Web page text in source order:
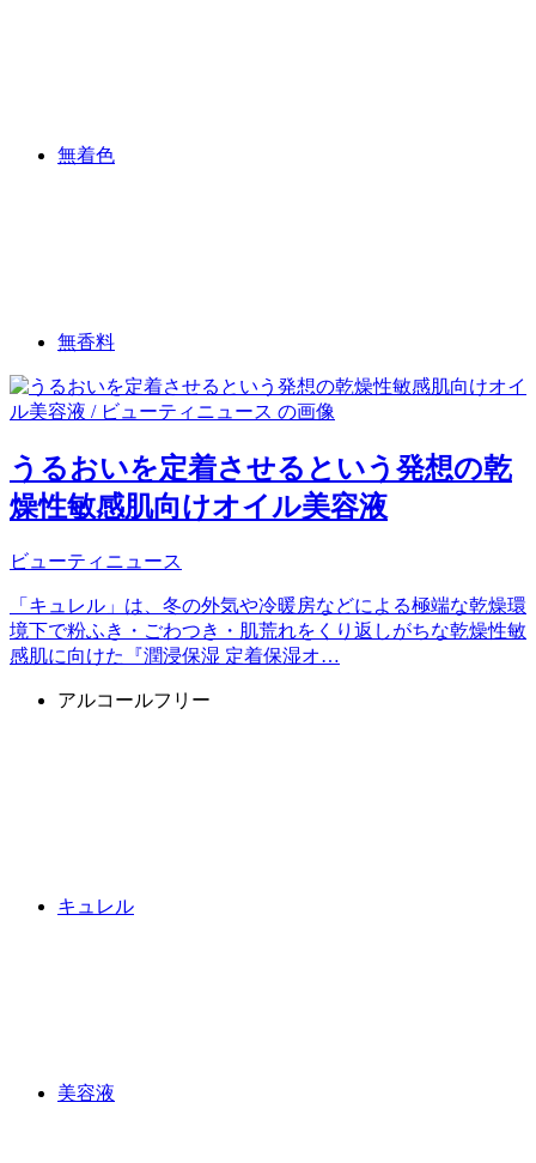
無着色
無香料
うるおいを定着させるという発想の乾
燥性敏感肌向けオイル美容液
ビューティニュース
「キュレル」は、冬の外気や冷暖房などによる極端な乾燥環
境下で粉ふき・ごわつき・肌荒れをくり返しがちな乾燥性敏
感肌に向けた『潤浸保湿 定着保湿オ…
アルコールフリー
キュレル
美容液